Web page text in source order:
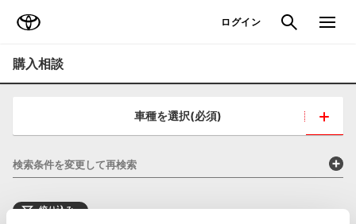
ログイン 検索 メニュ
購入相談
車種を選択(必須)
検索条件を変更して再検索
絞り込み